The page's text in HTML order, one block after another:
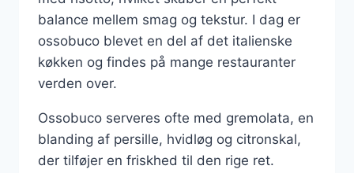
balance mellem smag og tekstur. I dag er
ossobuco blevet en del af det italienske
køkken og findes på mange restauranter
verden over.
Ossobuco serveres ofte med gremolata, en
blanding af persille, hvidløg og citronskal,
der tilføjer en friskhed til den rige ret.